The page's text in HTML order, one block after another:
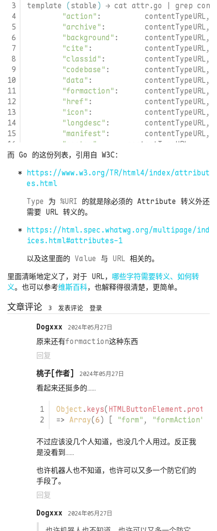
template (stable ) → cat attr.go
"action"
"archive"
"background"
"cite"
"classid"
"codebase"
"data"
"formaction"
"href"
"icon"
"longdesc"
"manifest"
"poster"
"profile"
"usemap"
而 Go 的这份列表，引用自 W3C：
https://www.w3.org/TR/html4/index/attribut
es.html
Type 为 %URI 的就是除必须的 Attribute 转义外还
需要 URL 转义的。
https://html.spec.whatwg.org/multipage/ind
ices.html#attributes-1
以及这里面的 Value 与 URL 相关的。
里面清晰地定义了，对于 URL， 哪些字符需要转义、如何转
义。也可以参考维斯百科，也解释得很清楚，更简单。
文章评论 3 发表评论 登录
Dogxxx 2024年05月27日
原来还有formaction这种东西
回复
桃子
2024年05月27日
看起来还挺多的……
Object . keys( HTMLButtonElement .
=> Array( 6 ) "form" , "formAction"
不过应该没几个人知道，也没几个人用过。反正我
是没看到……
也许机器人也不知道，也许可以又多一个防它们的
手段了。
回复
Dogxxx
2024年05月27日